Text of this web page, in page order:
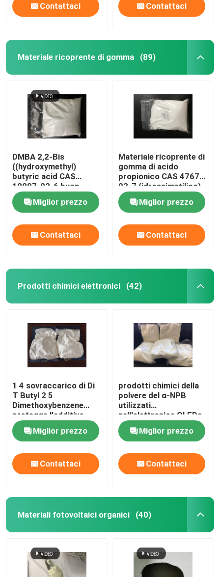
Contattaci Contattaci
Materiale ricoprente di gomma (89)
DMBA 2,2-Bis
((hydroxymethyl)
butyric acid CAS
10097-02-6 buon
agente di collegamento
incrociato e idrofilico o
usato per produrre
sistemi ad alta
molecola a base
d'acqua
Miglior prezzo
Contattaci
Materiale ricoprente di
gomma di acido
propionico CAS 4767-
03-7 (idrossimetilico)
di DMPA 2,2-Bis
Miglior prezzo
Contattaci
Prodotti chimici elettronici (42)
1 4 sovraccarico di Di
T Butyl 2 5
Dimethoxybenzene
protegge l'additivo
dell'elettrolito
Miglior prezzo
Contattaci
prodotti chimici della
polvere del α-NPB
utilizzati
nell'elettronica OLEDs
CAS 123847-85-8
Miglior prezzo
Contattaci
Materiali fotovoltaici organici (40)